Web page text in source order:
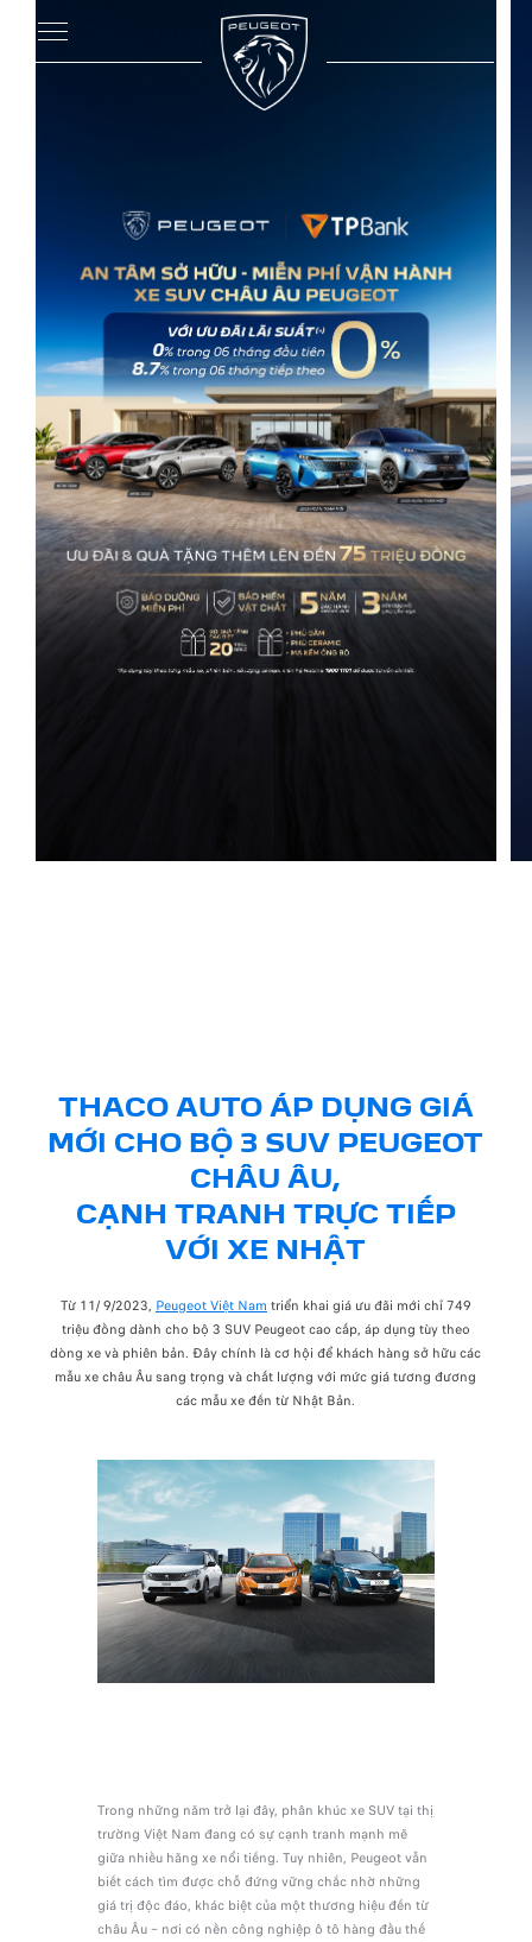
THACO AUTO ÁP DỤNG GIÁ
MỚI CHO BỘ 3 SUV PEUGEOT
CHÂU ÂU,
CẠNH TRANH TRỰC TIẾP
VỚI XE NHẬT
Từ 11/ 9/2023, Peugeot Việt Nam triển khai giá ưu đãi mới chỉ 749
triệu đồng dành cho bộ 3 SUV Peugeot cao cấp, áp dụng tùy theo
dòng xe và phiên bản. Đây chính là cơ hội để khách hàng sở hữu các
mẫu xe châu Âu sang trọng và chất lượng với mức giá tương đương
các mẫu xe đến từ Nhật Bản.
Trong những năm trở lại đây, phân khúc xe SUV tại thị
trường Việt Nam đang có sự cạnh tranh mạnh mẽ
giữa nhiều hãng xe nổi tiếng. Tuy nhiên, Peugeot vẫn
biết cách tìm được chỗ đứng vững chắc nhờ những
giá trị độc đáo, khác biệt của một thương hiệu đến từ
châu Âu – nơi có nền công nghiệp ô tô hàng đầu thế